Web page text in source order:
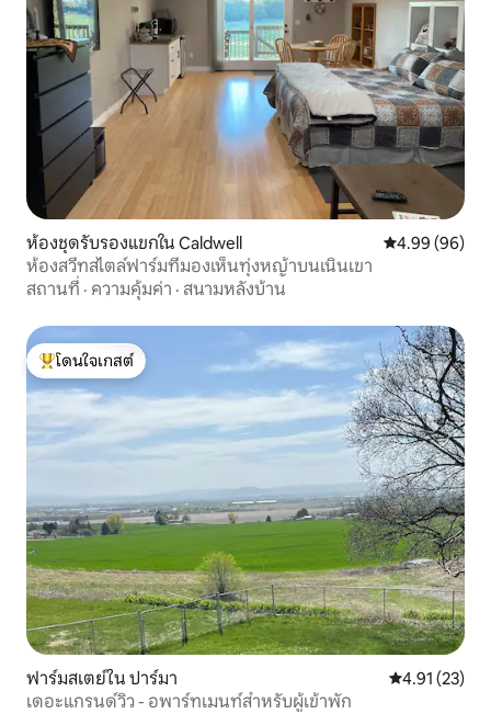
ห้องชุดรับรองแขกใน Caldwell คะแนนเฉลี่ย
4.99 (96)
ห้องสวีทสไตล์ฟาร์มที่มองเห็นทุ่งหญ้าบนเนินเขา
สถานที่ · ความคุ้มค่า · สนามหลังบ้าน
โดนใจเกสต์ที่สุด
โดนใจเกสต์
ฟาร์มสเตย์ใน ปาร์มา คะแนนเฉลี่ย
4.91 (23)
เดอะแกรนด์วิว - อพาร์ทเมนท์สำหรับผู้เข้าพัก